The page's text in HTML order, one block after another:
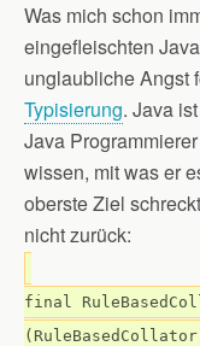
Was mich schon
eingefleischten
unglaubliche Angst
Typisierung. Java
Java
wissen, mit was er
oberste Ziel
nicht zurück:
final